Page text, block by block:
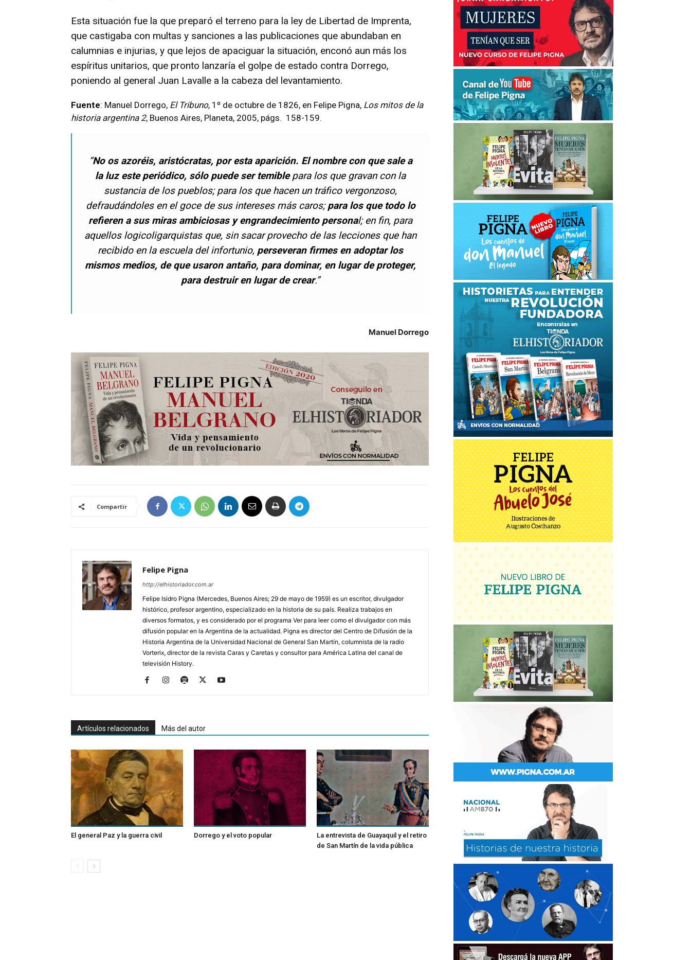
Esta situación fue la que preparó el terreno para la ley de Libertad de Imprenta,
que castigaba con multas y sanciones a las publicaciones que abundaban en
calumnias e injurias, y que lejos de apaciguar la situación, enconó aun más los
espíritus unitarios, que pronto lanzaría el golpe de estado contra Dorrego,
poniendo al general Juan Lavalle a la cabeza del levantamiento.
Fuente: Manuel Dorrego, El Tribuno, 1º de octubre de 1826, en Felipe Pigna, Los mitos de la
historia argentina 2, Buenos Aires, Planeta, 2005, págs. 158-159.
“No os azoréis, aristócratas, por esta aparición. El nombre con que sale a
la luz este periódico, sólo puede ser temiblepara los que gravan con la
sustancia de los pueblos; para los que hacen un tráfico vergonzoso,
defraudándoles en el goce de sus intereses más caros;para los que todo lo
refieren a sus miras ambiciosas y engrandecimiento personal; en fin, para
aquellos logicoligarquistas que, sin sacar provecho de las lecciones que han
recibido en la escuela del infortunio, perseveran firmes en adoptar los
mismos medios, de que usaron antaño, para dominar, en lugar de proteger,
para destruir en lugar de crear.”
Manuel Dorrego
Compartir
Felipe Pigna
http://elhistoriador.com.ar
Felipe Isidro Pigna (Mercedes, Buenos Aires; 29 de mayo de 1959) es un escritor, divulgador
histórico, profesor argentino, especializado en la historia de su país. Realiza trabajos en
diversos formatos, y es considerado por el programa Ver para leer como el divulgador con más
difusión popular en la Argentina de la actualidad. Pigna es director del Centro de Difusión de la
Historia Argentina de la Universidad Nacional de General San Martín, columnista de la radio
Vorterix, director de la revista Caras y Caretas y consultor para América Latina del canal de
televisión History.
Artículos relacionados Más del autor
El general Paz y la guerra civil Dorrego y el voto popular
La entrevista de Guayaquil y el retiro
de San Martín de la vida pública